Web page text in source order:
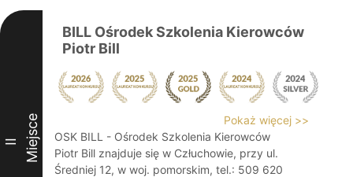
II Miejsce
BILL Ośrodek Szkolenia Kierowców
Piotr Bill
Pokaż więcej >>
OSK BILL - Ośrodek Szkolenia Kierowców
Piotr Bill znajduje się w Człuchowie, przy ul.
Średniej 12, w woj. pomorskim, tel.: 509 620